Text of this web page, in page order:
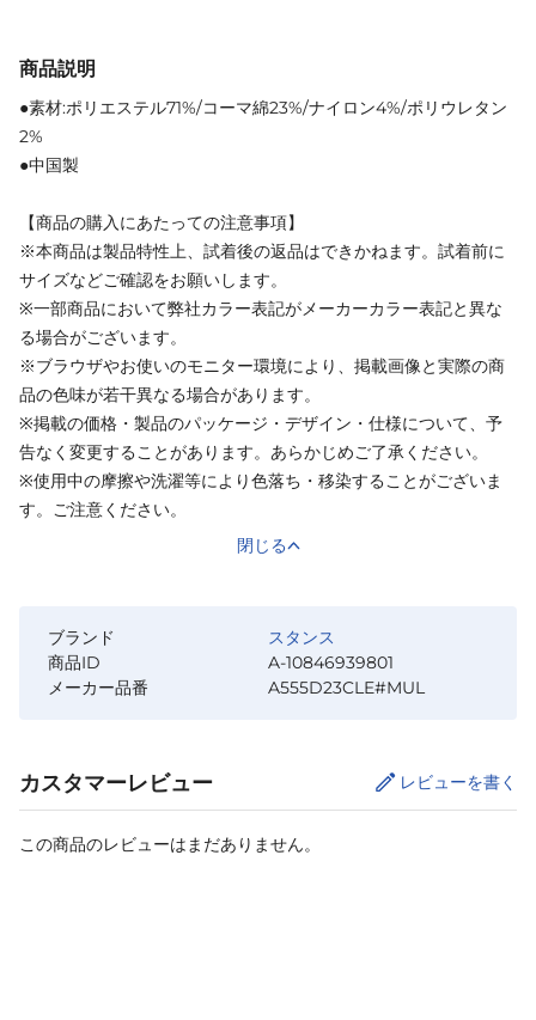
商品説明
●素材:ポリエステル71%/コーマ綿23%/ナイロン4%/ポリウレタン
2%
●中国製
【商品の購入にあたっての注意事項】
※本商品は製品特性上、試着後の返品はできかねます。試着前に
サイズなどご確認をお願いします。
※一部商品において弊社カラー表記がメーカーカラー表記と異な
る場合がございます。
※ブラウザやお使いのモニター環境により、掲載画像と実際の商
品の色味が若干異なる場合があります。
※掲載の価格・製品のパッケージ・デザイン・仕様について、予
告なく変更することがあります。あらかじめご了承ください。
※使用中の摩擦や洗濯等により色落ち・移染することがございま
す。ご注意ください。
閉じる
ブランド
スタンス
商品ID
A-10846939801
メーカー品番
A555D23CLE#MUL
カスタマーレビュー レビューを書く
この商品のレビューはまだありません。